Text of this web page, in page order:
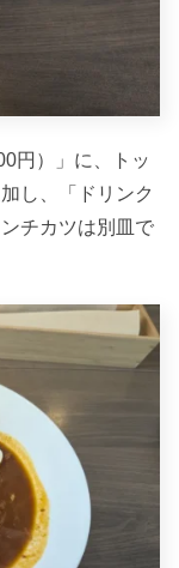
円）」に、トッ
し、「ドリンク
チカツは別皿で